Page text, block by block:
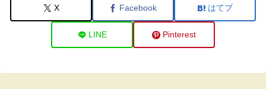
X Facebook はてブ
LINE Pinterest